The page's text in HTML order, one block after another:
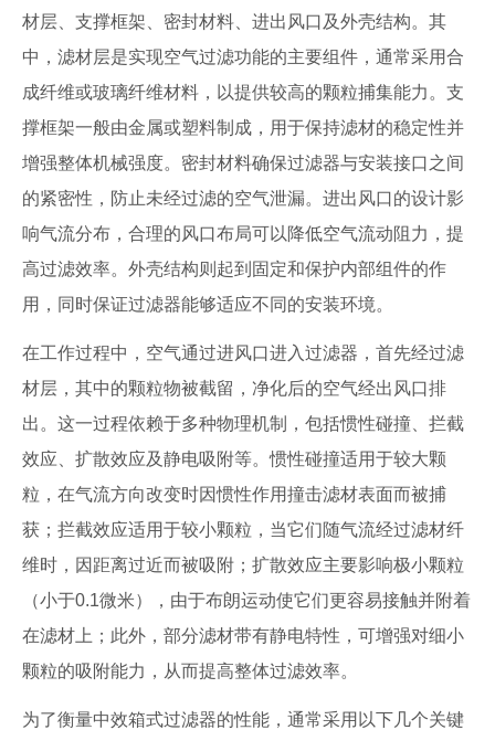
材层、支撑框架、密封材料、进出风口及外壳结构。其
中，滤材层是实现空气过滤功能的主要组件，通常采用合
成纤维或玻璃纤维材料，以提供较高的颗粒捕集能力。支
撑框架一般由金属或塑料制成，用于保持滤材的稳定性并
增强整体机械强度。密封材料确保过滤器与安装接口之间
的紧密性，防止未经过滤的空气泄漏。进出风口的设计影
响气流分布，合理的风口布局可以降低空气流动阻力，提
高过滤效率。外壳结构则起到固定和保护内部组件的作
用，同时保证过滤器能够适应不同的安装环境。
在工作过程中，空气通过进风口进入过滤器，首先经过滤
材层，其中的颗粒物被截留，净化后的空气经出风口排
出。这一过程依赖于多种物理机制，包括惯性碰撞、拦截
效应、扩散效应及静电吸附等。惯性碰撞适用于较大颗
粒，在气流方向改变时因惯性作用撞击滤材表面而被捕
获；拦截效应适用于较小颗粒，当它们随气流经过滤材纤
维时，因距离过近而被吸附；扩散效应主要影响极小颗粒
（小于0.1微米），由于布朗运动使它们更容易接触并附着
在滤材上；此外，部分滤材带有静电特性，可增强对细小
颗粒的吸附能力，从而提高整体过滤效率。
为了衡量中效箱式过滤器的性能，通常采用以下几个关键